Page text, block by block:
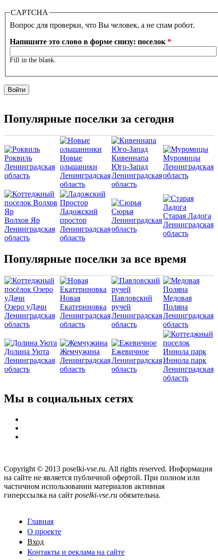
CAPTCHA
Вопрос для проверки, что Вы человек, а не спам робот.
Напишите это слово в форме снизу: поселок *
Fill in the blank.
Популярные поселки за сегодня
Роквиль
Ленинградская
область
Новые
ольшаники
Ленинградская
область
Кивеннапа
Юго-Запад
Ленинградская
область
Муромицы
Ленинградская
область
Волхов Яр
Ленинградская
область
Ладожский
простор
Ленинградская
область
Сюрья
Ленинградская
область
Старая Ладога
Ленинградская
область
Популярные поселки за все время
Озеро уДачи
Ленинградская
область
Новая
Екатериновка
Ленинградская
область
Павловский
ручей
Ленинградская
область
Медовая
Поляна
Ленинградская
область
Долина Уюта
Ленинградская
область
Жемчужина
Ленинградская
область
Ежевичное
Ленинградская
область
Иннола парк
Ленинградская
область
Мы в социальных сетях
Copyright © 2013 poselki-vse.ru. All rights reserved. Информация
на сайте не является публичной офертой. При полном или
частичном использовании материалов активная
гиперссылка на сайт poselki-vse.ru​ обязательна.
Главная
О проекте
Вход
Контакты и реклама на сайте